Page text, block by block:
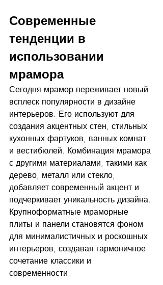
Современные
тенденции в
использовании
мрамора
Сегодня мрамор переживает новый
всплеск популярности в дизайне
интерьеров. Его используют для
создания акцентных стен, стильных
кухонных фартуков, ванных комнат
и вестибюлей. Комбинация мрамора
с другими материалами, такими как
дерево, металл или стекло,
добавляет современный акцент и
подчеркивает уникальность дизайна.
Крупноформатные мраморные
плиты и панели становятся фоном
для минималистичных и роскошных
интерьеров, создавая гармоничное
сочетание классики и
современности.